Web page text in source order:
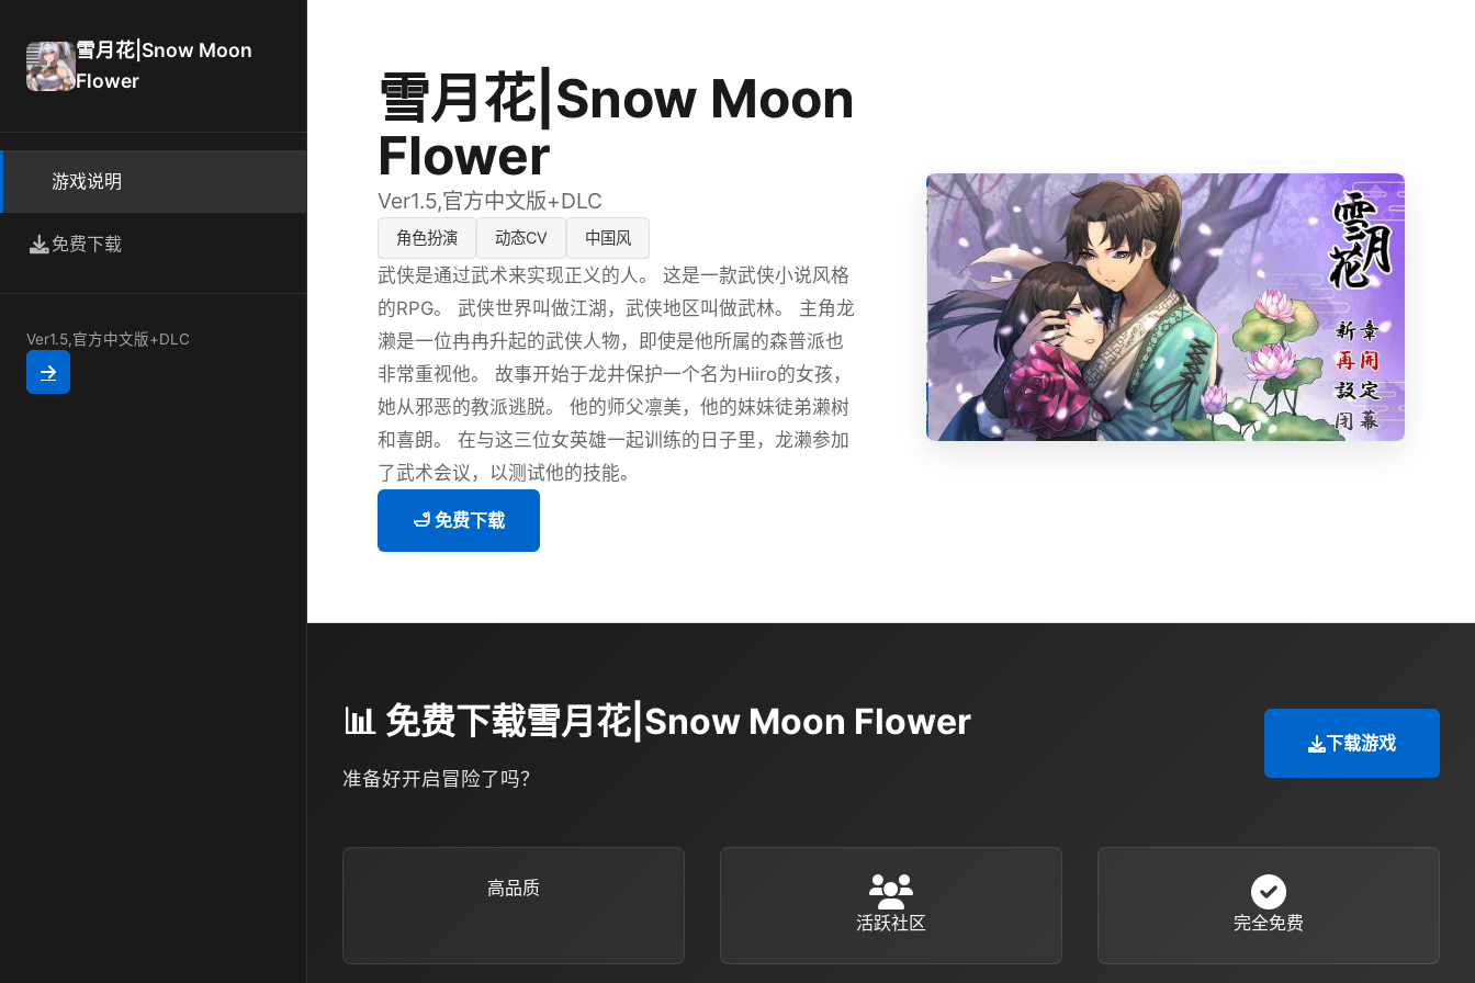
雪月花|Snow Moon
Flower
游戏说明
免费下载
Ver1.5,官方中文版+DLC
雪月花|Snow Moon
Flower
Ver1.5,官方中文版+DLC
角色扮演 动态CV 中国风
武侠是通过武术来实现正义的人。 这是一款武侠小说风格
的RPG。 武侠世界叫做江湖，武侠地区叫做武林。 主角龙
濑是一位冉冉升起的武侠人物，即使是他所属的森普派也
非常重视他。 故事开始于龙井保护一个名为Hiiro的女孩，
她从邪恶的教派逃脱。 他的师父凛美，他的妹妹徒弟濑树
和喜朗。 在与这三位女英雄一起训练的日子里，龙濑参加
了武术会议，以测试他的技能。
🛁 免费下载
📊 免费下载雪月花|Snow Moon Flower
准备好开启冒险了吗？
下载游戏
高品质
活跃社区
完全免费